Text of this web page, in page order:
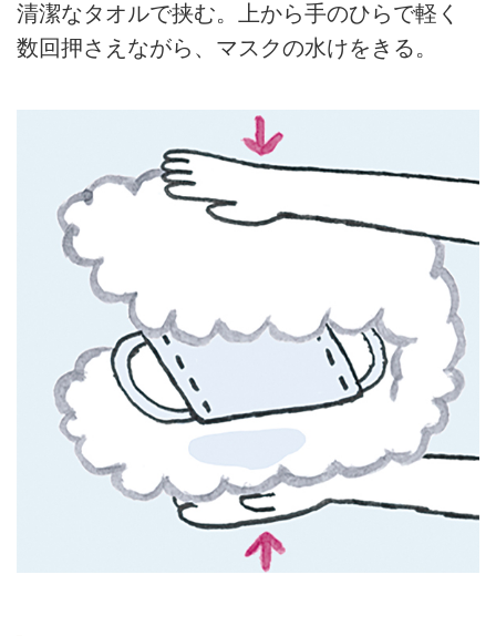
清潔なタオルで挟む。上から手のひらで軽く
数回押さえながら、マスクの水けをきる。